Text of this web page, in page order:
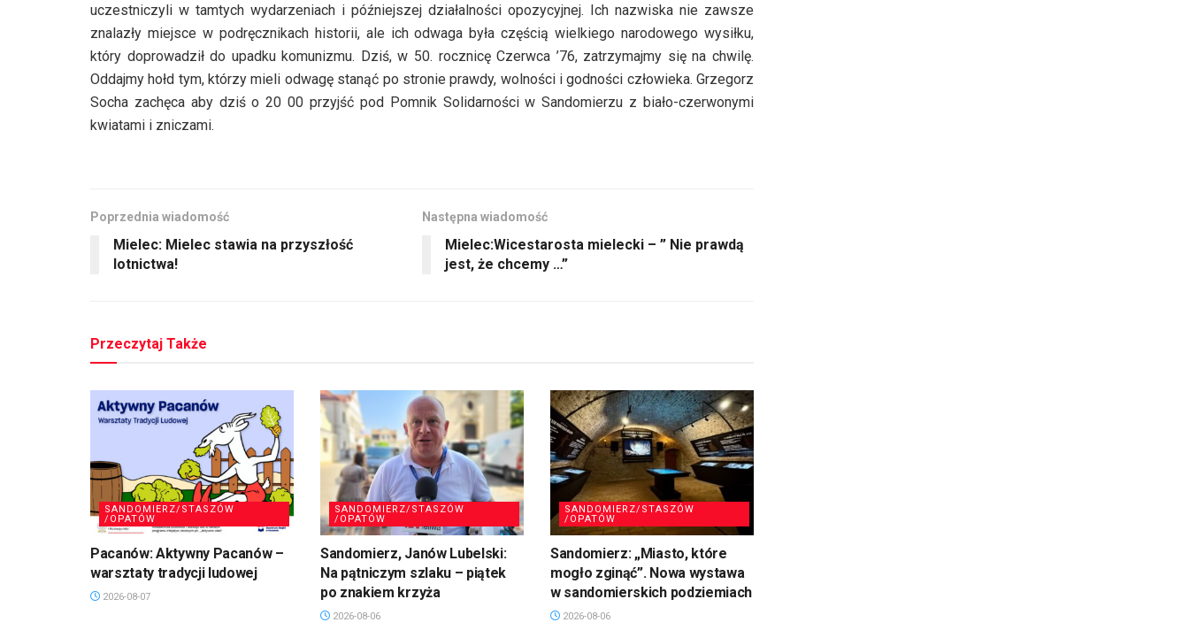
uczestniczyli w tamtych wydarzeniach i późniejszej działalności opozycyjnej. Ich nazwiska nie zawsze
znalazły miejsce w podręcznikach historii, ale ich odwaga była częścią wielkiego narodowego wysiłku,
który doprowadził do upadku komunizmu. Dziś, w 50. rocznicę Czerwca ’76, zatrzymajmy się na chwilę.
Oddajmy hołd tym, którzy mieli odwagę stanąć po stronie prawdy, wolności i godności człowieka. Grzegorz
Socha zachęca aby dziś o 20 00 przyjść pod Pomnik Solidarności w Sandomierzu z biało-czerwonymi
kwiatami i zniczami.
Poprzednia wiadomość
Mielec: Mielec stawia na przyszłość
lotnictwa!
Następna wiadomość
Mielec:Wicestarosta mielecki – ” Nie prawdą
jest, że chcemy …”
Przeczytaj Także
SANDOMIERZ/STASZÓW
/OPATÓW
Pacanów: Aktywny Pacanów –
warsztaty tradycji ludowej
2026-08-07
SANDOMIERZ/STASZÓW
/OPATÓW
Sandomierz, Janów Lubelski:
Na pątniczym szlaku – piątek
po znakiem krzyża
2026-08-06
SANDOMIERZ/STASZÓW
/OPATÓW
Sandomierz: „Miasto, które
mogło zginąć”. Nowa wystawa
w sandomierskich podziemiach
2026-08-06